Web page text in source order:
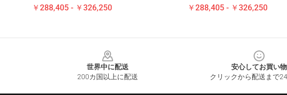
￥288,405 - ￥326,250 ￥288,405 - ￥326,250
世界中に配送
200カ国以上に配送
安心してお買い物
クリックから配送まで